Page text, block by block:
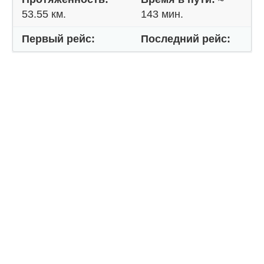
53.55 км.
143 мин.
Первый рейс: Последний рейс: